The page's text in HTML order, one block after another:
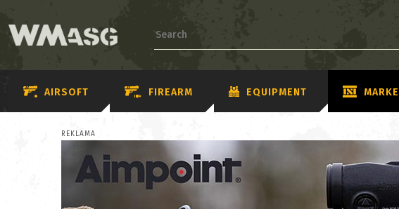
AIRSOFT FIREARM EQUIPMENT
REKLAMA